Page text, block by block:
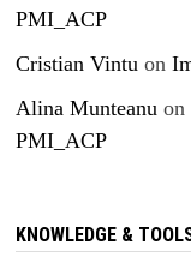
PMI_ACP
Cristian Vintu on
Alina Munteanu on
PMI_ACP
KNOWLEDGE &